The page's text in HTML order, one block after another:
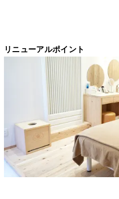
リニューアルポイント